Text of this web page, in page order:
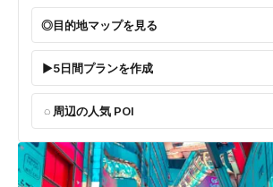
目的地マップを見る
5日間プランを作成
周辺の人気 POI